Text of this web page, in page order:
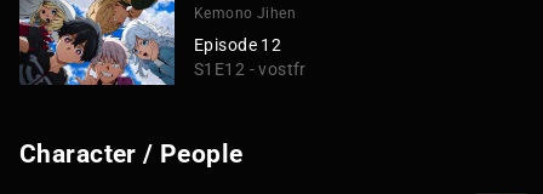
Kemono Jihen
Episode 12
S1E12 - vostfr
Character / People